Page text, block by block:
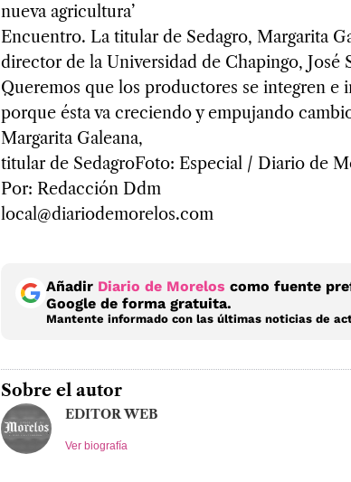
nueva agricultura’
Encuentro. La titular de Sedagro, Margarita
director de la Universidad de Chapingo, José
Queremos que los productores se integren e
porque ésta va creciendo y empujando
Margarita Galeana,
titular de SedagroFoto: Especial / Diario de
Por: Redacción Ddm
local@diariodemorelos.com
Añadir Diario de Morelos como fuente
Google de forma gratuita.
Mantente informado con las últimas noticias de
Sobre el autor
EDITOR WEB
Ver biografía